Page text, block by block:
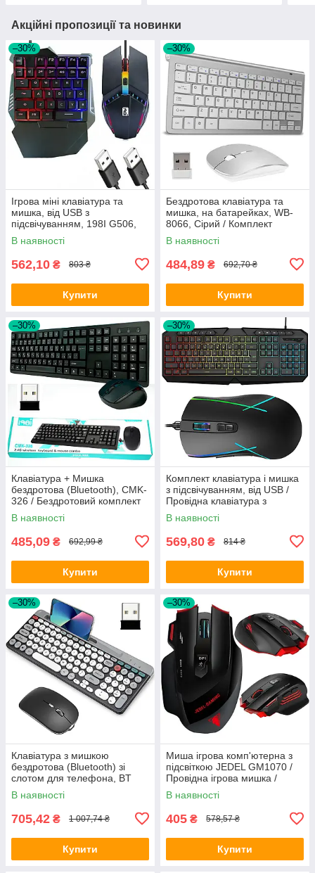
Акційні пропозиції та новинки
–30%
Ігрова міні клавіатура та
мишка, від USB з
підсвічуванням, 198I G506,
Чорна / Комплект ігрової
клавіатури та мишки
В наявності
562,10 ₴ 803 ₴
Купити
–30%
Бездротова клавіатура та
мишка, на батарейках, WB-
8066, Сірий / Комплект
клавіатура та мишка для ПК
та планшета
В наявності
484,89 ₴ 692,70 ₴
Купити
–30%
Клавіатура + Мишка
бездротова (Bluetooth), CMK-
326 / Бездротовий комплект
клавіатура і мишка
В наявності
485,09 ₴ 692,99 ₴
Купити
–30%
Комплект клавіатура і мишка
з підсвічуванням, від USB /
Провідна клавіатура з
мишкою / Ігрова клавіатура
та миша
В наявності
569,80 ₴ 814 ₴
Купити
–30%
Клавіатура з мишкою
бездротова (Bluetooth) зі
слотом для телефона, BT
ZYG-806 / Комплект
клавітура і мишка
В наявності
705,42 ₴ 1 007,74 ₴
Купити
–30%
Миша ігрова комп'ютерна з
підсвіткою JEDEL GM1070 /
Провідна ігрова мишка /
Комп'ютерна миша
В наявності
405 ₴ 578,57 ₴
Купити